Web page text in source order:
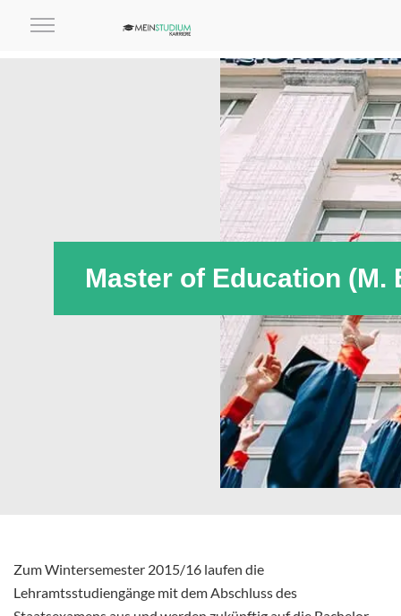
Master of Education (M.
Zum Wintersemester 2015/16 laufen die
Lehramtsstudiengänge mit dem Abschluss des